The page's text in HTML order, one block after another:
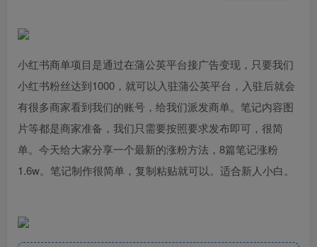
小红书商单项目是通过在蒲公英平台接广告变现，只要我们
小红书粉丝达到1000，就可以入驻蒲公英平台，入驻后就会
有很多商家看到我们的账号，给我们派发商单。笔记内容图
片等都是商家准备，我们只需要按照要求发布即可，很简
单。今天给大家分享一个最新的涨粉方法，8篇笔记涨粉
1.6w。笔记制作很简单，复制粘贴就可以。适合新人小白。